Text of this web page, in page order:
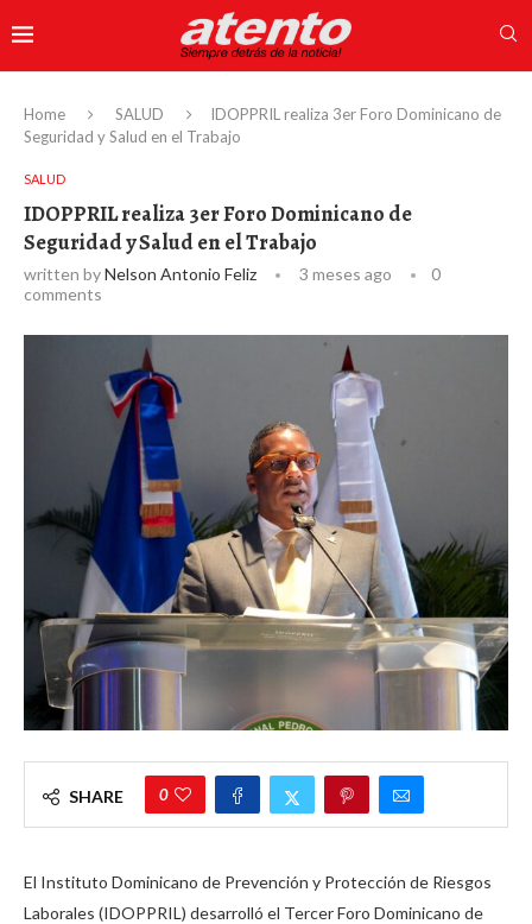
Home SALUD
IDOPPRIL realiza 3er Foro Dominicano de
Seguridad y Salud en el Trabajo
SALUD
IDOPPRIL realiza 3er Foro Dominicano de
Seguridad y Salud en el Trabajo
written byNelson Antonio Feliz 3 meses ago
0
comments
SHARE 0
El Instituto Dominicano de Prevención y Protección de Riesgos
Laborales (IDOPPRIL) desarrolló el Tercer Foro Dominicano de